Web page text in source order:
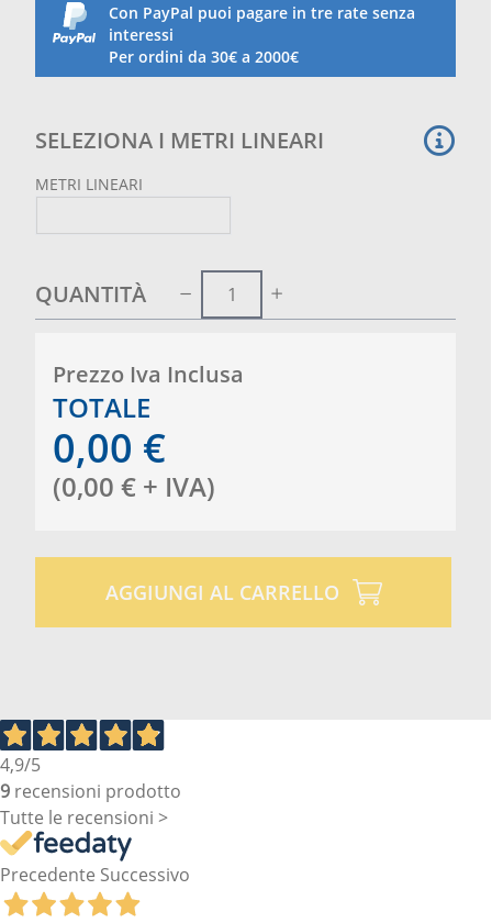
Con PayPal puoi pagare in tre rate senza
interessi
Per ordini da 30€ a 2000€
SELEZIONA I METRI LINEARI
METRI LINEARI
QUANTITÀ
Prezzo Iva Inclusa
TOTALE
0,00 €
(0,00 € + IVA)
AGGIUNGI AL CARRELLO
4,9/5
9 recensioni prodotto
Tutte le recensioni >
Precedente Successivo